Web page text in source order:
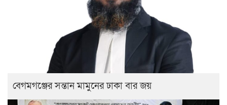
বেগমগঞ্জের সন্তান মামুনের ঢাকা বার জয়